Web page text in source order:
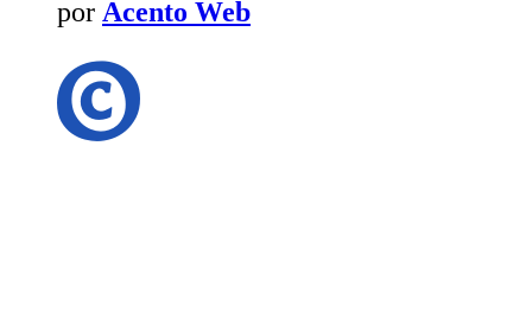
por Acento Web